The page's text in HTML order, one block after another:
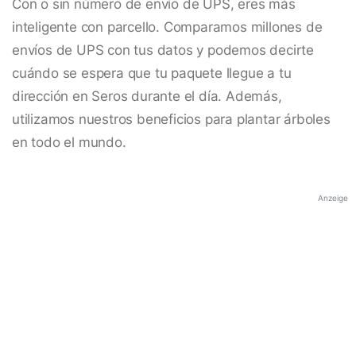
Con o sin número de envío de UPS, eres más
inteligente con parcello. Comparamos millones de
envíos de UPS con tus datos y podemos decirte
cuándo se espera que tu paquete llegue a tu
dirección en Seros durante el día. Además,
utilizamos nuestros beneficios para plantar árboles
en todo el mundo.
Anzeige